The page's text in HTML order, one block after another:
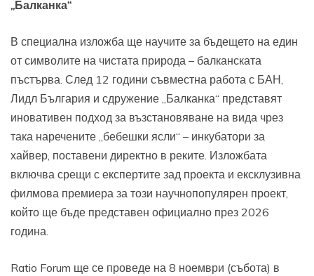
„Балканка“
В специална изложба ще научите за бъдещето на един
от символите на чистата природа – балканската
пъстърва. След 12 години съвместна работа с БАН,
Лидл България и сдружение „Балканка“ представят
иновативен подход за възстановяване на вида чрез
така наречените „бебешки ясли“ – инкубатори за
хайвер, поставени директно в реките. Изложбата
включва срещи с експертите зад проекта и ексклузивна
филмова премиера за този научнопопулярен проект,
който ще бъде представен официално през 2026
година.
Ratio Forum ще се проведе на 8 ноември (събота) в